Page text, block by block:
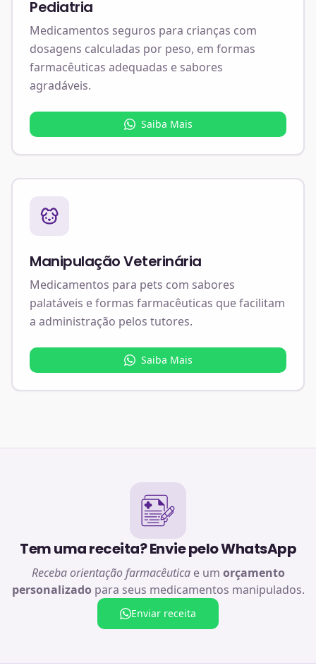
Pediatria
Medicamentos seguros para crianças com
dosagens calculadas por peso, em formas
farmacêuticas adequadas e sabores
agradáveis.
Saiba Mais
Manipulação Veterinária
Medicamentos para pets com sabores
palatáveis e formas farmacêuticas que facilitam
a administração pelos tutores.
Saiba Mais
Tem uma receita? Envie pelo WhatsApp
Receba orientação farmacêuticae um orçamento
personalizado para seus medicamentos manipulados.
Enviar receita